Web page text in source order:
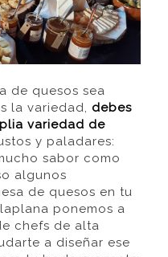
de quesos sea
la variedad, debes
variedad de
y paladares:
sabor como
algunos
de quesos en tu
ponemos a
chefs de alta
a diseñar ese